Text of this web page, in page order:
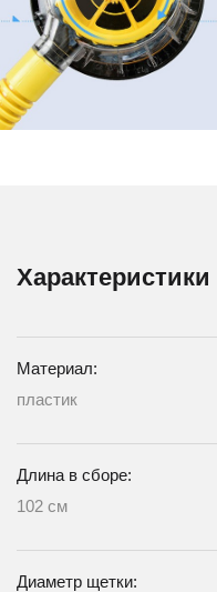
Характеристики
Материал:
пластик
Длина в сборе:
102 см
Диаметр щетки: